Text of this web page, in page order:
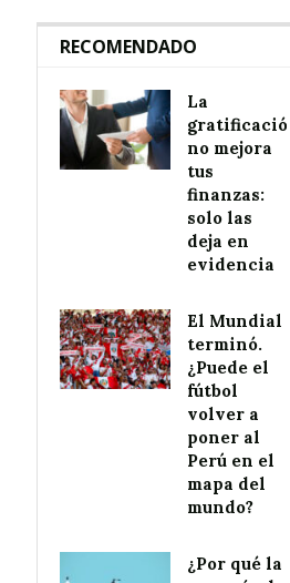
RECOMENDADO
La
gratificación
no mejora
tus
finanzas:
solo las
deja en
evidencia
El Mundial
terminó.
¿Puede el
fútbol
volver a
poner al
Perú en el
mapa del
mundo?
¿Por qué la